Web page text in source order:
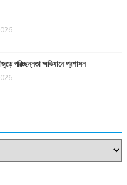
পরিচ্ছন্নতা অভিযানে প্রশাসন